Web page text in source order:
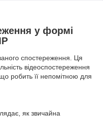
у формі
спостереження. Ця
відеоспостереження
робить її непомітною для
як звичайна